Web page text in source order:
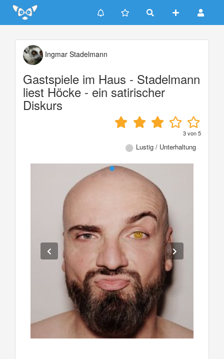
Update cookies preferences
Ingmar Stadelmann
Gastspiele im Haus - Stadelmann
liest Höcke - ein satirischer
Diskurs
3von5
Lustig / Unterhaltung